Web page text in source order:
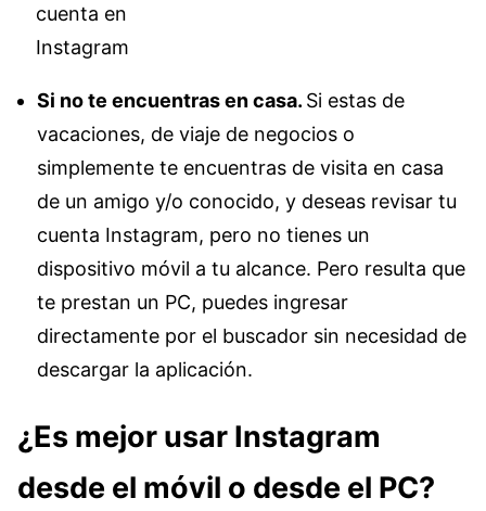
cuenta en
Instagram
Si no te encuentras en casa. Si estas de
vacaciones, de viaje de negocios o
simplemente te encuentras de visita en casa
de un amigo y/o conocido, y deseas revisar tu
cuenta Instagram, pero no tienes un
dispositivo móvil a tu alcance. Pero resulta que
te prestan un PC, puedes ingresar
directamente por el buscador sin necesidad de
descargar la aplicación.
¿Es mejor usar Instagram
desde el móvil o desde el PC?